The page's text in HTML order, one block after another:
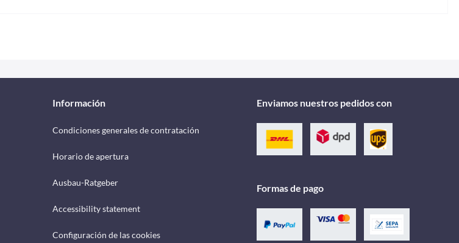
Información
Condiciones generales de contratación
Horario de apertura
Ausbau-Ratgeber
Accessibility statement
Configuración de las cookies
Enviamos nuestros pedidos con
Formas de pago